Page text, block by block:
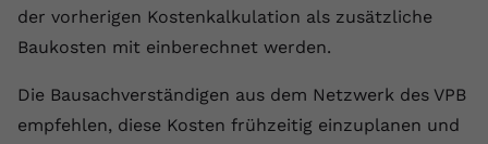
der vorherigen Kostenkalkulation als zusätzliche
Baukosten mit einberechnet werden.
Die Bausachverständigen aus dem Netzwerk des VPB
empfehlen, diese Kosten frühzeitig einzuplanen und
Zweck
Daten darüber zu speichern, welche
gesehen hat.
Name yt.innertube::nextId